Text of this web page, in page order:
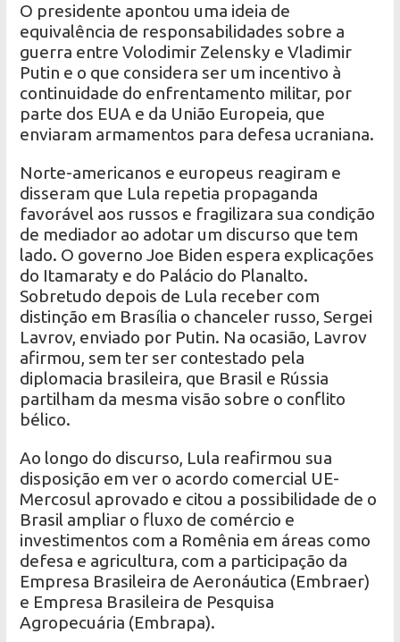
O presidente apontou uma ideia de
equivalência de responsabilidades sobre a
guerra entre Volodimir Zelensky e Vladimir
Putin e o que considera ser um incentivo à
continuidade do enfrentamento militar, por
parte dos EUA e da União Europeia, que
enviaram armamentos para defesa ucraniana.
Norte-americanos e europeus reagiram e
disseram que Lula repetia propaganda
favorável aos russos e fragilizara sua condição
de mediador ao adotar um discurso que tem
lado. O governo Joe Biden espera explicações
do Itamaraty e do Palácio do Planalto.
Sobretudo depois de Lula receber com
distinção em Brasília o chanceler russo, Sergei
Lavrov, enviado por Putin. Na ocasião, Lavrov
afirmou, sem ter ser contestado pela
diplomacia brasileira, que Brasil e Rússia
partilham da mesma visão sobre o conflito
bélico.
Ao longo do discurso, Lula reafirmou sua
disposição em ver o acordo comercial UE-
Mercosul aprovado e citou a possibilidade de o
Brasil ampliar o fluxo de comércio e
investimentos com a Romênia em áreas como
defesa e agricultura, com a participação da
Empresa Brasileira de Aeronáutica (Embraer)
e Empresa Brasileira de Pesquisa
Agropecuária (Embrapa).